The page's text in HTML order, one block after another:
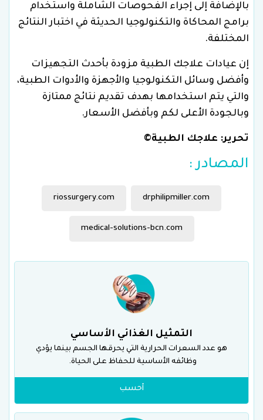
بالإضافة إلى إجراء الفحوصات الشاملة واستخدام
برامج المحاكاة والتكنولوجيا الحديثة في اختبار النتائج
المختلفة.
إن عيادات علاجك الطبية مزودة بأحدث التجهيزات
وأفضل وسائل التكنولوجيا والأجهزة والأدوات الطبية،
والتي يتم استخدامها بهدف تقديم نتائج ممتازة
وبالجودة الأعلى لكم وبأفضل الأسعار.
تحرير: علاجك الطبية©
المصادر :
drphilipmiller.com
riossurgery.com
medical-solutions-bcn.com
التمثيل الغذائي الأساسي
هو عدد السعرات الحرارية التي يحرقها الجسم بينما يؤدي
وظائفه الأساسية للحفاظ على الحياة.
أحسب